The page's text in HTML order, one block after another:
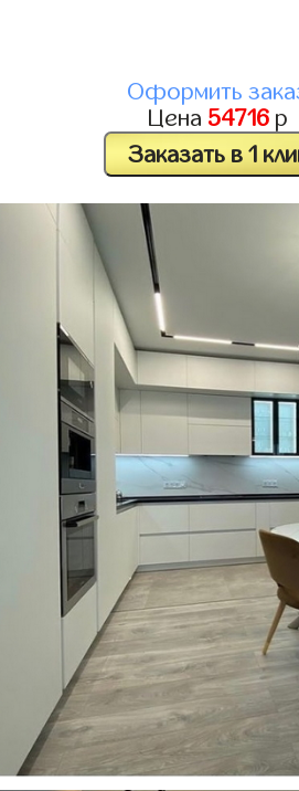
Оформить
Цена 54716 р
Заказать в 1